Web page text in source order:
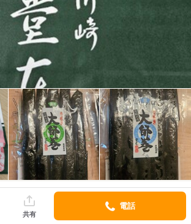
フォロワー 1474人
アプリでフォロー
共有
電話